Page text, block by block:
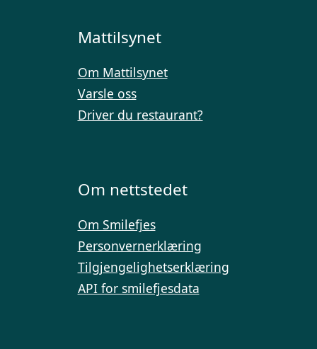
Mattilsynet
Om Mattilsynet
Varsle oss
Driver du restaurant?
Om nettstedet
Om Smilefjes
Personvernerklæring
Tilgjengelighetserklæring
API for smilefjesdata